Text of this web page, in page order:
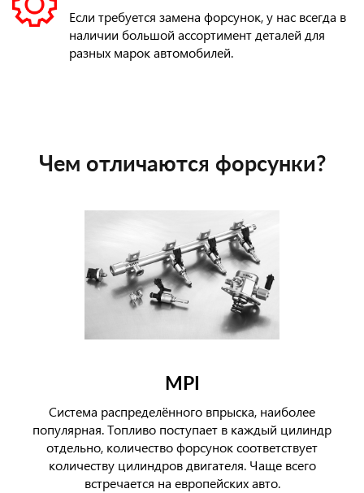
Если требуется замена форсунок, у нас всегда в
наличии большой ассортимент деталей для
разных марок автомобилей.
Чем отличаются форсунки?
MPI
Система распределённого впрыска, наиболее
популярная. Топливо поступает в каждый цилиндр
отдельно, количество форсунок соответствует
количеству цилиндров двигателя. Чаще всего
встречается на европейских авто.